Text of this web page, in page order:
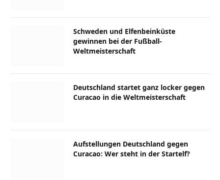
Schweden und Elfenbeinküste
gewinnen bei der Fußball-
Weltmeisterschaft
Deutschland startet ganz locker gegen
Curacao in die Weltmeisterschaft
Aufstellungen Deutschland gegen
Curacao: Wer steht in der Startelf?